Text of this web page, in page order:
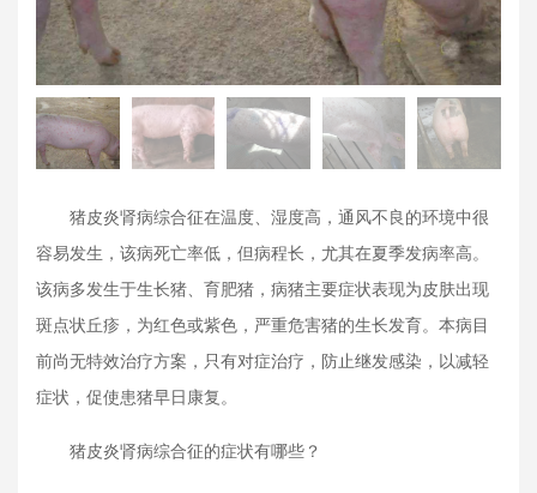
猪皮炎肾病综合征在温度、湿度高，通风不良的环境中很
容易发生，该病死亡率低，但病程长，尤其在夏季发病率高。
该病多发生于生长猪、育肥猪，病猪主要症状表现为皮肤出现
斑点状丘疹，为红色或紫色，严重危害猪的生长发育。本病目
前尚无特效治疗方案，只有对症治疗，防止继发感染，以减轻
症状，促使患猪早日康复。
猪皮炎肾病综合征的症状有哪些？